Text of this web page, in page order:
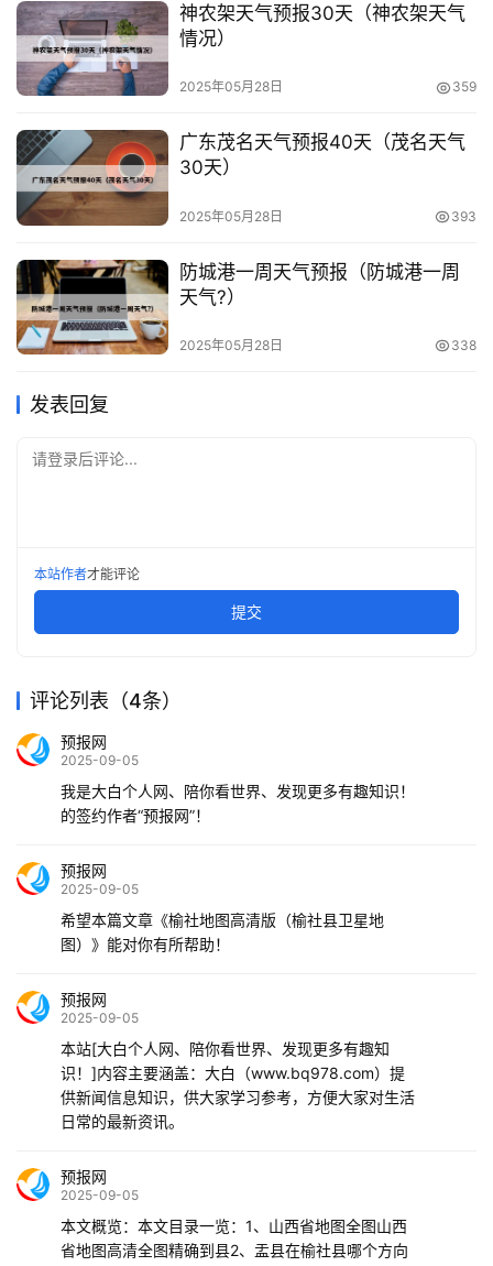
神农架天气预报30天（神农架天气
情况）
2025年05月28日 359
广东茂名天气预报40天（茂名天气
30天）
2025年05月28日 393
防城港一周天气预报（防城港一周
天气?）
2025年05月28日 338
发表回复
请登录后评论...
本站作者才能评论
提交
评论列表（4条）
预报网
2025-09-05
我是大白个人网、陪你看世界、发现更多有趣知识！
的签约作者“预报网”！
预报网
2025-09-05
希望本篇文章《榆社地图高清版（榆社县卫星地
图）》能对你有所帮助！
预报网
2025-09-05
本站[大白个人网、陪你看世界、发现更多有趣知
识！]内容主要涵盖：大白（www.bq978.com）提
供新闻信息知识，供大家学习参考，方便大家对生活
日常的最新资讯。
预报网
2025-09-05
本文概览：本文目录一览：1、山西省地图全图山西
省地图高清全图精确到县2、盂县在榆社县哪个方向